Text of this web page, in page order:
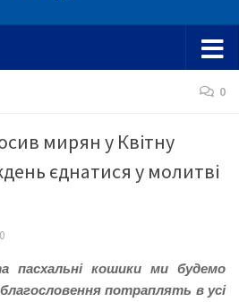
0
мирян у Квітну
єднатися у молитві
пасхальні кошики ми будемо
потраплять в усі